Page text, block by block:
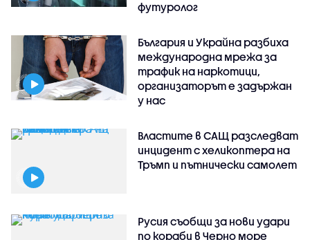
футуролог
България и Украйна разбиха
международна мрежа за
трафик на наркотици,
организаторът е задържан
у нас
Властите в САЩ разследват
инцидент с хеликоптера на
Тръмп и пътнически самолет
Русия съобщи за нови удари
по кораби в Черно море